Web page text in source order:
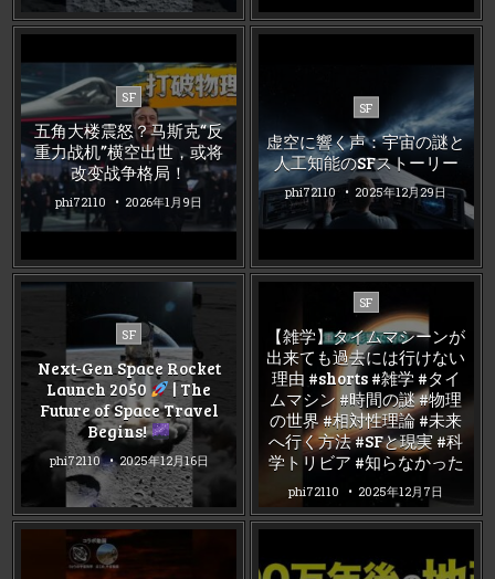
Posted
in
SF
五角大楼震怒？马斯克“反
重力战机”横空出世，或将
改变战争格局！
phi72110 2026年1月9日
Posted
in
SF
虚空に響く声：宇宙の謎と
人工知能のSFストーリー
phi72110 2025年12月29日
Posted
in
SF
Next-Gen Space Rocket
Launch 2050
| The
Future of Space Travel
Begins!
phi72110 2025年12月16日
Posted
in
SF
【雑学】タイムマシーンが
出来ても過去には行けない
理由 #shorts #雑学 #タイ
ムマシン #時間の謎 #物理
の世界 #相対性理論 #未来
へ行く方法 #SFと現実 #科
学トリビア #知らなかった
phi72110 2025年12月7日